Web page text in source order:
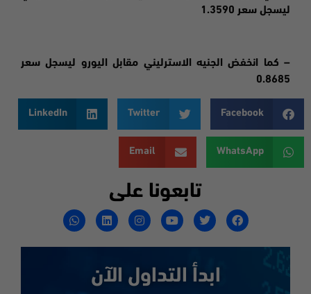
ليسجل سعر 1.3590
– كما انخفض الجنيه الاسترليني مقابل اليورو ليسجل سعر
0.8685
Facebook
Twitter
LinkedIn
WhatsApp
Email
تابعونا على
ابدأ التداول الآن